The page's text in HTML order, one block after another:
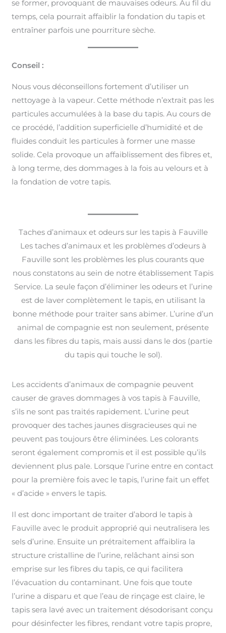
se former, provoquant de mauvaises odeurs. Au fil du
temps, cela pourrait affaiblir la fondation du tapis et
entraîner parfois une pourriture sèche.
Conseil :
Nous vous déconseillons fortement d’utiliser un
nettoyage à la vapeur. Cette méthode n’extrait pas les
particules accumulées à la base du tapis. Au cours de
ce procédé, l’addition superficielle d’humidité et de
fluides conduit les particules à former une masse
solide. Cela provoque un affaiblissement des fibres et,
à long terme, des dommages à la fois au velours et à
la fondation de votre tapis.
Taches d’animaux et odeurs sur les tapis à Fauville
Les taches d’animaux et les problèmes d’odeurs à
Fauville sont les problèmes les plus courants que
nous constatons au sein de notre établissement Tapis
Service. La seule façon d’éliminer les odeurs et l’urine
est de laver complètement le tapis, en utilisant la
bonne méthode pour traiter sans abimer. L’urine d’un
animal de compagnie est non seulement, présente
dans les fibres du tapis, mais aussi dans le dos (partie
du tapis qui touche le sol).
Les accidents d’animaux de compagnie peuvent
causer de graves dommages à vos tapis à Fauville,
s’ils ne sont pas traités rapidement. L’urine peut
provoquer des taches jaunes disgracieuses qui ne
peuvent pas toujours être éliminées. Les colorants
seront également compromis et il est possible qu’ils
deviennent plus pale. Lorsque l’urine entre en contact
pour la première fois avec le tapis, l’urine fait un effet
« d’acide » envers le tapis.
Il est donc important de traiter d’abord le tapis à
Fauville avec le produit approprié qui neutralisera les
sels d’urine. Ensuite un prétraitement affaiblira la
structure cristalline de l’urine, relâchant ainsi son
emprise sur les fibres du tapis, ce qui facilitera
l’évacuation du contaminant. Une fois que toute
l’urine a disparu et que l’eau de rinçage est claire, le
tapis sera lavé avec un traitement désodorisant conçu
pour désinfecter les fibres, rendant votre tapis propre,